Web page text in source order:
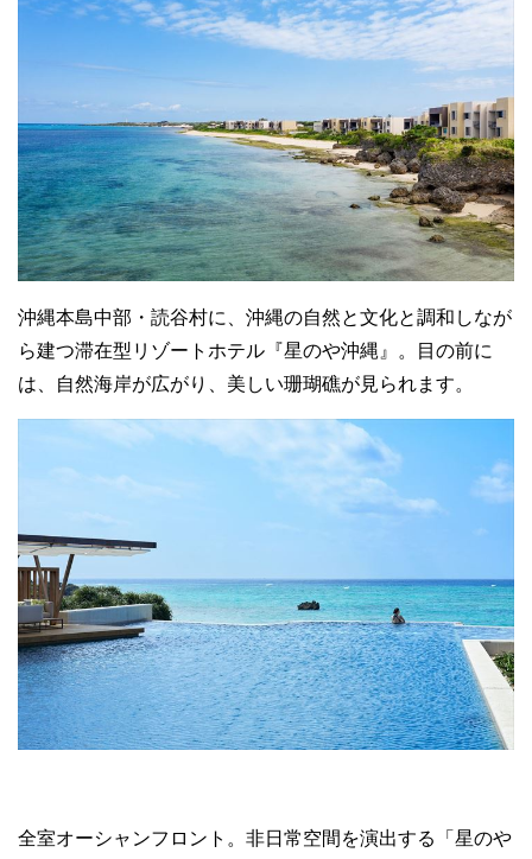
沖縄本島中部・読谷村に、沖縄の自然と文化と調和しなが
ら建つ滞在型リゾートホテル『星のや沖縄』。目の前に
は、自然海岸が広がり、美しい珊瑚礁が見られます。
全室オーシャンフロント。非日常空間を演出する「星のや